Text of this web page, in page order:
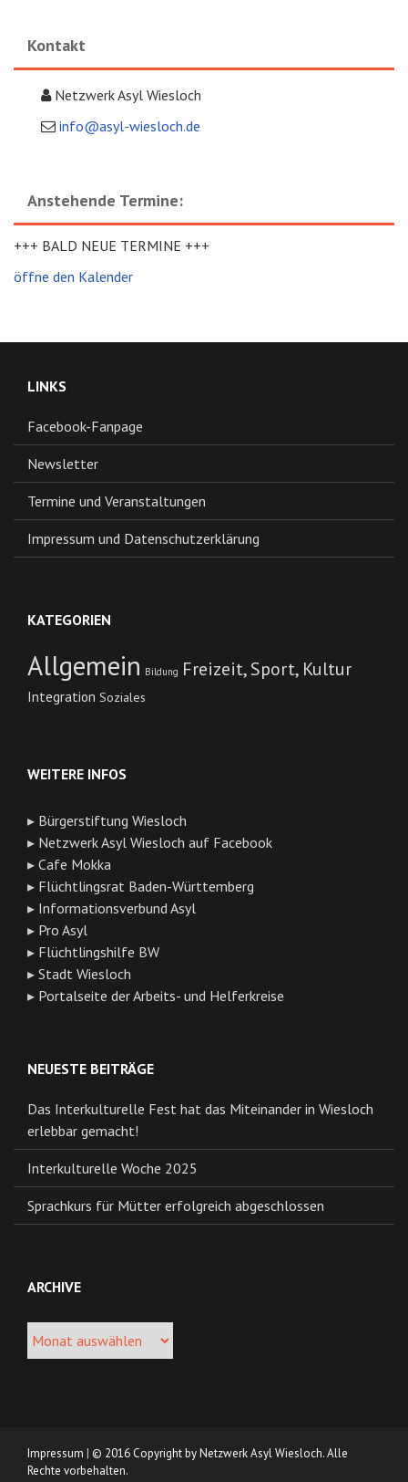
Kontakt
Netzwerk Asyl Wiesloch
info@asyl-wiesloch.de
Anstehende Termine:
+++ BALD NEUE TERMINE +++
öffne den Kalender
LINKS
Facebook-Fanpage
Newsletter
Termine und Veranstaltungen
Impressum und Datenschutzerklärung
KATEGORIEN
Allgemein Bildung Freizeit, Sport, Kultur
Integration Soziales
WEITERE INFOS
▸ Bürgerstiftung Wiesloch
▸ Netzwerk Asyl Wiesloch auf Facebook
▸ Cafe Mokka
▸ Flüchtlingsrat Baden-Württemberg
▸ Informationsverbund Asyl
▸ Pro Asyl
▸ Flüchtlingshilfe BW
▸ Stadt Wiesloch
▸ Portalseite der Arbeits- und Helferkreise
NEUESTE BEITRÄGE
Das Interkulturelle Fest hat das Miteinander in Wiesloch
erlebbar gemacht!
Interkulturelle Woche 2025
Sprachkurs für Mütter erfolgreich abgeschlossen
ARCHIVE
Archive
Impressum | © 2016 Copyright by Netzwerk Asyl Wiesloch. Alle
Rechte vorbehalten.